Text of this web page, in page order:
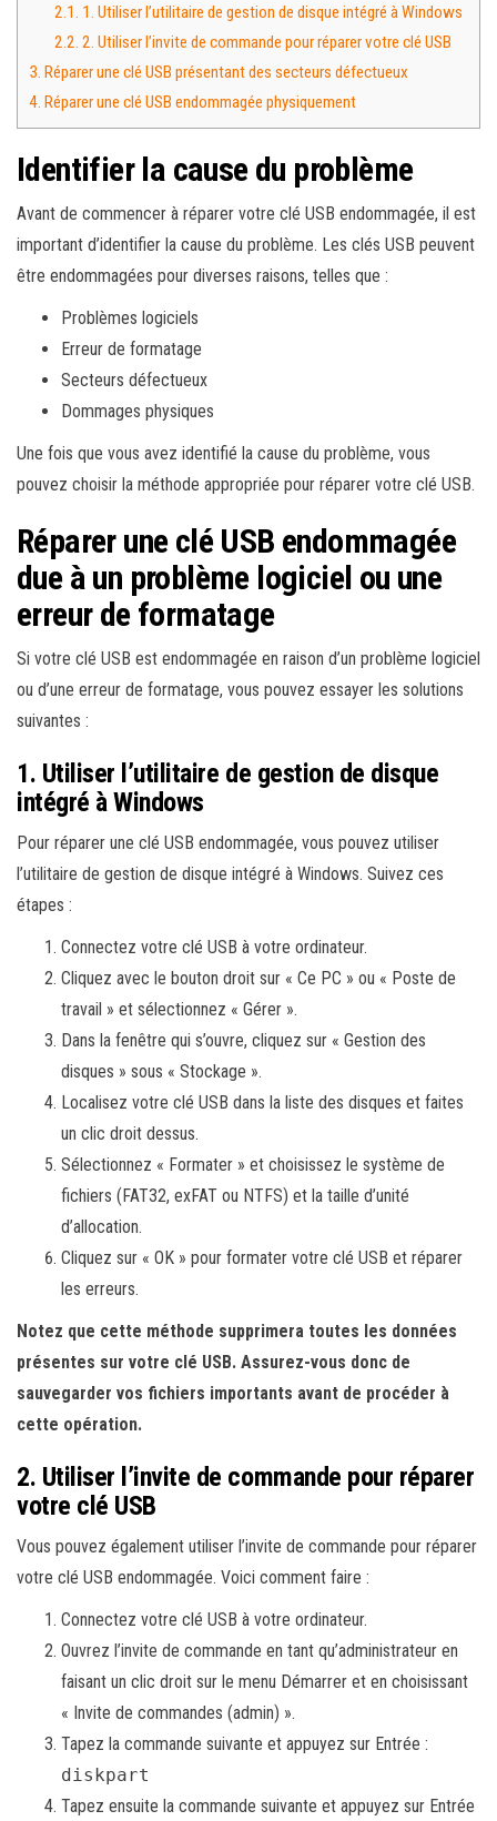
2.1. 1. Utiliser l’utilitaire de gestion de disque intégré à Windows
2.2. 2. Utiliser l’invite de commande pour réparer votre clé USB
3. Réparer une clé USB présentant des secteurs défectueux
4. Réparer une clé USB endommagée physiquement
Identifier la cause du problème
Avant de commencer à réparer votre clé USB endommagée, il est
important d’identifier la cause du problème. Les clés USB peuvent
être endommagées pour diverses raisons, telles que :
Problèmes logiciels
Erreur de formatage
Secteurs défectueux
Dommages physiques
Une fois que vous avez identifié la cause du problème, vous
pouvez choisir la méthode appropriée pour réparer votre clé USB.
Réparer une clé USB endommagée
due à un problème logiciel ou une
erreur de formatage
Si votre clé USB est endommagée en raison d’un problème logiciel
ou d’une erreur de formatage, vous pouvez essayer les solutions
suivantes :
1. Utiliser l’utilitaire de gestion de disque
intégré à Windows
Pour réparer une clé USB endommagée, vous pouvez utiliser
l’utilitaire de gestion de disque intégré à Windows. Suivez ces
étapes :
Connectez votre clé USB à votre ordinateur.
Cliquez avec le bouton droit sur « Ce PC » ou « Poste de
travail » et sélectionnez « Gérer ».
Dans la fenêtre qui s’ouvre, cliquez sur « Gestion des
disques » sous « Stockage ».
Localisez votre clé USB dans la liste des disques et faites
un clic droit dessus.
Sélectionnez « Formater » et choisissez le système de
fichiers (FAT32, exFAT ou NTFS) et la taille d’unité
d’allocation.
Cliquez sur « OK » pour formater votre clé USB et réparer
les erreurs.
Notez que cette méthode supprimera toutes les données
présentes sur votre clé USB. Assurez-vous donc de
sauvegarder vos fichiers importants avant de procéder à
cette opération.
2. Utiliser l’invite de commande pour réparer
votre clé USB
Vous pouvez également utiliser l’invite de commande pour réparer
votre clé USB endommagée. Voici comment faire :
Connectez votre clé USB à votre ordinateur.
Ouvrez l’invite de commande en tant qu’administrateur en
faisant un clic droit sur le menu Démarrer et en choisissant
« Invite de commandes (admin) ».
Tapez la commande suivante et appuyez sur Entrée :
diskpart
Tapez ensuite la commande suivante et appuyez sur Entrée